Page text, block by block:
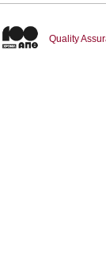
Quality